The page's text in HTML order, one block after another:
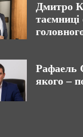
Дмитро
таємниці
Рафаель
якого –